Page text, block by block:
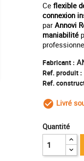
Ce flexible
connexion
par Annovi
maniabilité
Fabricant :
Ref. produit :
Ref.
Livré
Quantité